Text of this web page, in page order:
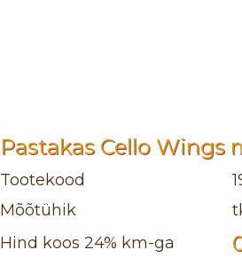
Pastakas Cello Wings
Tootekood
Mõõtühik
Hind koos 24% km-ga